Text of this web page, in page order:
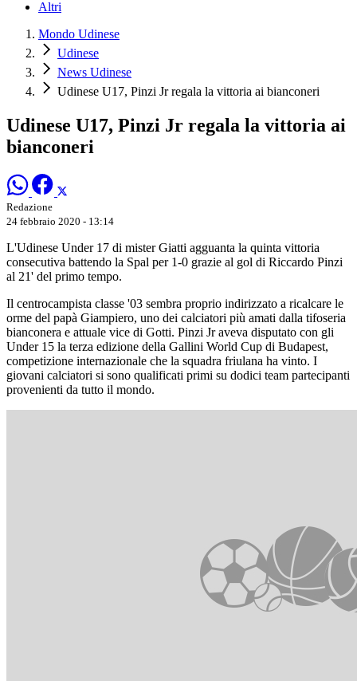
Altri
Mondo Udinese
Udinese
News Udinese
Udinese U17, Pinzi Jr regala la vittoria ai bianconeri
Udinese U17, Pinzi Jr regala la vittoria ai
bianconeri
Redazione
24 febbraio 2020 - 13:14
L'Udinese Under 17 di mister Giatti agguanta la quinta vittoria
consecutiva battendo la Spal per 1-0 grazie al gol di Riccardo Pinzi
al 21' del primo tempo.
Il centrocampista classe '03 sembra proprio indirizzato a ricalcare le
orme del papà Giampiero, uno dei calciatori più amati dalla tifoseria
bianconera e attuale vice di Gotti. Pinzi Jr aveva disputato con gli
Under 15 la terza edizione della Gallini World Cup di Budapest,
competizione internazionale che la squadra friulana ha vinto. I
giovani calciatori si sono qualificati primi su dodici team partecipanti
provenienti da tutto il mondo.